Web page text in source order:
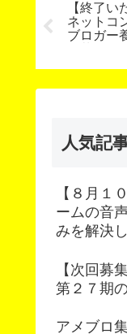
。「目
【終了い
ネットコ
ブロガー
人気記
【８月１
ームの音
みを解決
【次回募
第２７期
アメブロ